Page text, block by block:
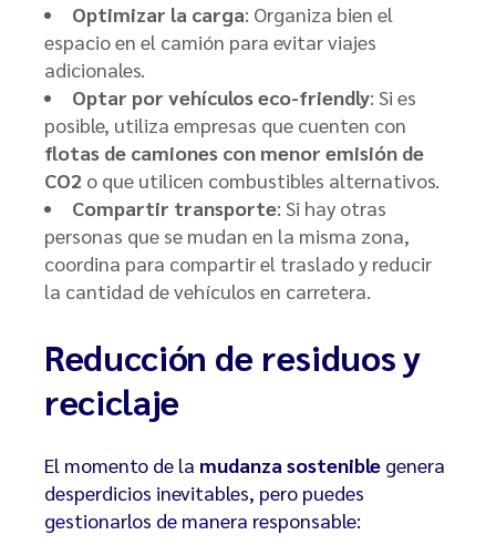
Optimizar la carga: Organiza bien el
espacio en el camión para evitar viajes
adicionales.
Optar por vehículos eco-friendly: Si es
posible, utiliza empresas que cuenten con
flotas de camiones con menor emisión de
CO2 o que utilicen combustibles alternativos.
Compartir transporte: Si hay otras
personas que se mudan en la misma zona,
coordina para compartir el traslado y reducir
la cantidad de vehículos en carretera.
Reducción de residuos y
reciclaje
El momento de la mudanza sostenible genera
desperdicios inevitables, pero puedes
gestionarlos de manera responsable: